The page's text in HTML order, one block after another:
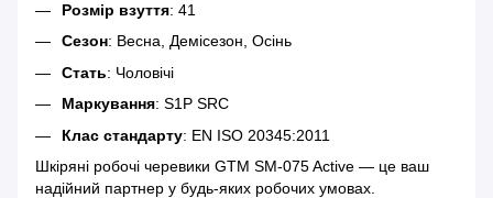
Розмір взуття: 41
Сезон: Весна, Демісезон, Осінь
Стать: Чоловічі
Маркування: S1P SRC
Клас стандарту: EN ISO 20345:2011
Шкіряні робочі черевики GTM SM-075 Active — це ваш
надійний партнер у будь-яких робочих умовах.